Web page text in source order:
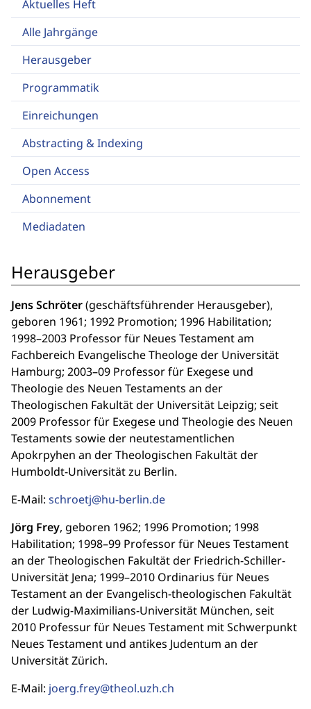
Aktuelles Heft
Alle Jahrgänge
Herausgeber
Programmatik
Einreichungen
Abstracting & Indexing
Open Access
Abonnement
Mediadaten
Herausgeber
Jens Schröter(geschäftsführender Herausgeber),
geboren 1961; 1992 Promotion; 1996 Habilitation;
1998–2003 Professor für Neues Testament am
Fachbereich Evangelische Theologe der Universität
Hamburg; 2003–09 Professor für Exegese und
Theologie des Neuen Testaments an der
Theologischen Fakultät der Universität Leipzig; seit
2009 Professor für Exegese und Theologie des Neuen
Testaments sowie der neutestamentlichen
Apokrpyhen an der Theologischen Fakultät der
Humboldt-Universität zu Berlin.
E-Mail: schroetj@hu-berlin.de
Jörg Frey, geboren 1962; 1996 Promotion; 1998
Habilitation; 1998–99 Professor für Neues Testament
an der Theologischen Fakultät der Friedrich-Schiller-
Universität Jena; 1999–2010 Ordinarius für Neues
Testament an der Evangelisch-theologischen Fakultät
der Ludwig-Maximilians-Universität München, seit
2010 Professur für Neues Testament mit Schwerpunkt
Neues Testament und antikes Judentum an der
Universität Zürich.
E-Mail: joerg.frey@theol.uzh.ch